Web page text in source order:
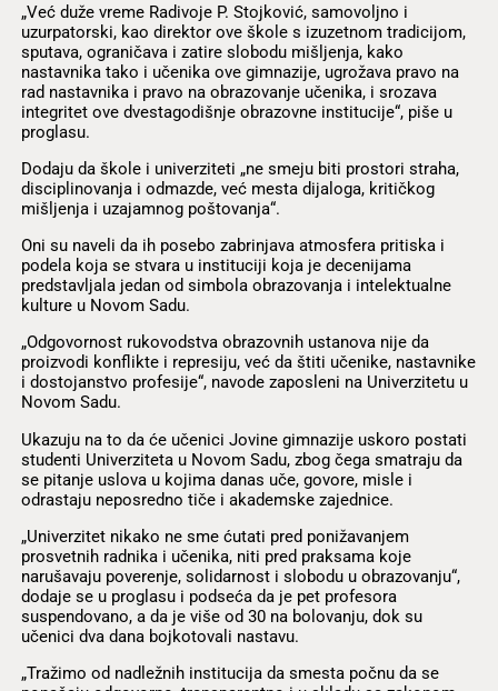
„Već duže vreme Radivoje P. Stojković, samovoljno i
uzurpatorski, kao direktor ove škole s izuzetnom tradicijom,
sputava, ograničava i zatire slobodu mišljenja, kako
nastavnika tako i učenika ove gimnazije, ugrožava pravo na
rad nastavnika i pravo na obrazovanje učenika, i srozava
integritet ove dvestagodišnje obrazovne institucije“, piše u
proglasu.
Dodaju da škole i univerziteti „ne smeju biti prostori straha,
disciplinovanja i odmazde, već mesta dijaloga, kritičkog
mišljenja i uzajamnog poštovanja“.
Oni su naveli da ih posebo zabrinjava atmosfera pritiska i
podela koja se stvara u instituciji koja je decenijama
predstavljala jedan od simbola obrazovanja i intelektualne
kulture u Novom Sadu.
„Odgovornost rukovodstva obrazovnih ustanova nije da
proizvodi konflikte i represiju, već da štiti učenike, nastavnike
i dostojanstvo profesije“, navode zaposleni na Univerzitetu u
Novom Sadu.
Ukazuju na to da će učenici Jovine gimnazije uskoro postati
studenti Univerziteta u Novom Sadu, zbog čega smatraju da
se pitanje uslova u kojima danas uče, govore, misle i
odrastaju neposredno tiče i akademske zajednice.
„Univerzitet nikako ne sme ćutati pred ponižavanjem
prosvetnih radnika i učenika, niti pred praksama koje
narušavaju poverenje, solidarnost i slobodu u obrazovanju“,
dodaje se u proglasu i podseća da je pet profesora
suspendovano, a da je više od 30 na bolovanju, dok su
učenici dva dana bojkotovali nastavu.
„Tražimo od nadležnih institucija da smesta počnu da se